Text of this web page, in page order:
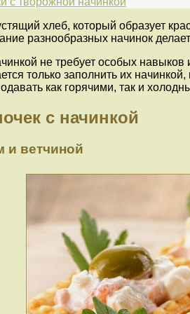
хлеб, который образует
разнообразных начинок
не требует особых
только заполнить их
как горячими, так и
с начинкой
и ветчиной